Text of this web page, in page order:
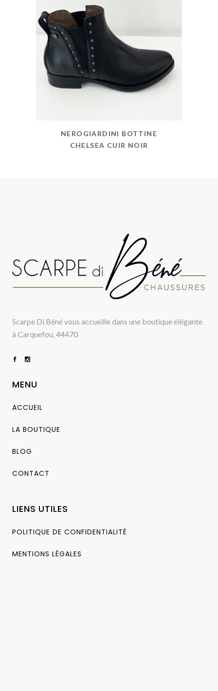
NEROGIARDINI BOTTINE
CHELSEA CUIR NOIR
Scarpe Di Béné vous accueille dans une boutique élégante
à Carquefou, 44470
MENU
ACCUEIL
LA BOUTIQUE
BLOG
CONTACT
LIENS UTILES
POLITIQUE DE CONFIDENTIALITÉ
MENTIONS LÉGALES